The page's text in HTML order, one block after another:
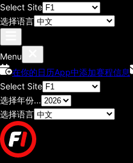
Select Site
选择语言
Menu
在你的日历App中添加赛程信息
Select Site
选择年份...
选择语言